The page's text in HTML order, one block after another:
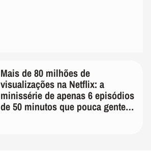
Mais de 80 milhões de
visualizações na Netflix: a
minissérie de apenas 6 episódios
de 50 minutos que pouca gente